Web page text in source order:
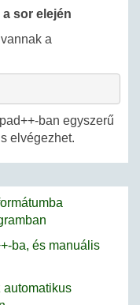
sor elején
a
ban egyszerű
elvégezhet.
ba, és manuális
automatikus